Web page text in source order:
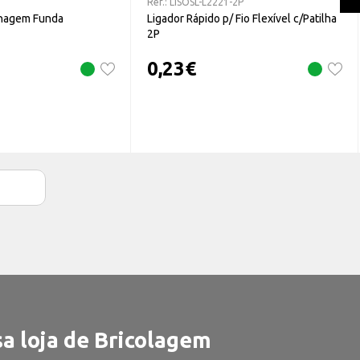
Funda
Ligador Rápido p/ Fio Flexível c/Patilha
2P
0,23€
loja de Bricolagem